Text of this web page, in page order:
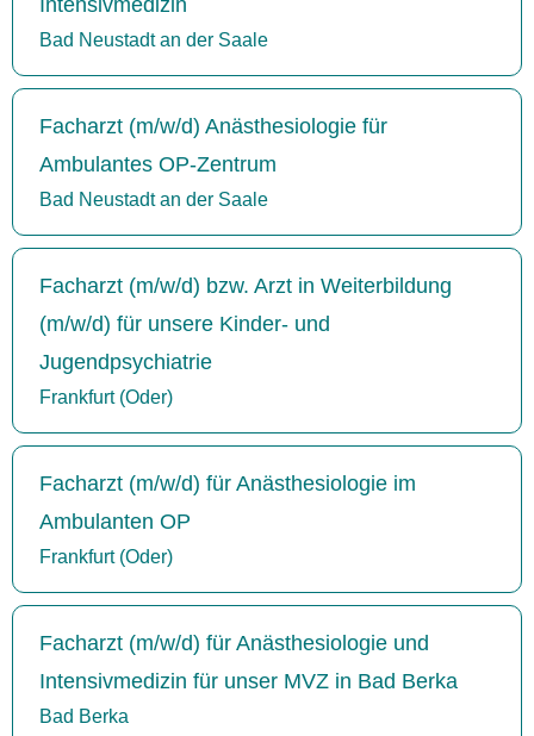
Bad Neustadt an der Saale
Facharzt (m/w/d) Anästhesiologie für
Ambulantes OP-Zentrum
Bad Neustadt an der Saale
Facharzt (m/w/d) bzw. Arzt in Weiterbildung
(m/w/d) für unsere Kinder- und
Jugendpsychiatrie
Frankfurt (Oder)
Facharzt (m/w/d) für Anästhesiologie im
Ambulanten OP
Frankfurt (Oder)
Facharzt (m/w/d) für Anästhesiologie und
Intensivmedizin für unser MVZ in Bad Berka
Bad Berka